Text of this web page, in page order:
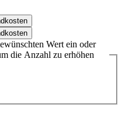
Wert ein oder
die Anzahl zu erhöhen